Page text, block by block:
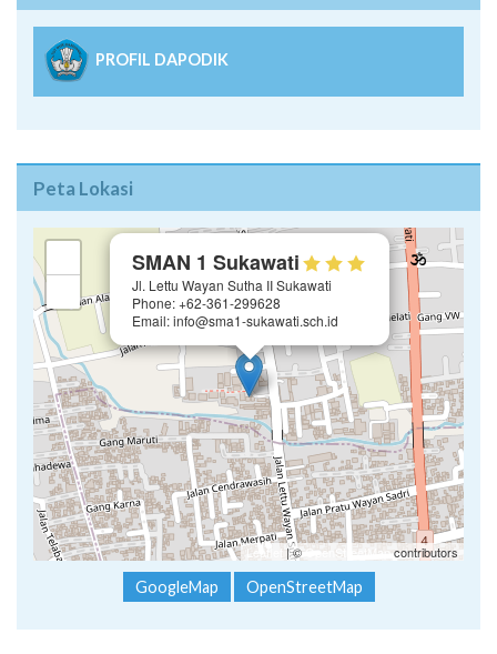
PROFIL DAPODIK
Peta Lokasi
SMAN 1 Sukawati
Jl. Lettu Wayan Sutha II Sukawati
Phone: +62-361-299628
Email: info@sma1-sukawati.sch.id
Leaflet | ©OpenStreetMap contributors
GoogleMap OpenStreetMap